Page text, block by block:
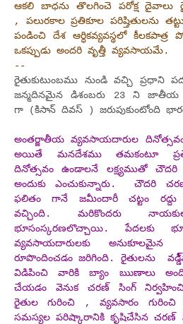
ఆకలి బాధను తొలగించె పరోక్ష దైవాలు
, పలురకాల ప్రతికూల పరిష్తితులను
పండించి దేశ ఆర్ధికవ్యవస్థలో
ఒకప్పుడు అందరి వృత్తీ వ్యవసాయమే.
--
రైతుకుటుంబము నుండి వచ్చి ప్రధాని
జన్మదినమైన డిశంబరు 23 ని జాతీయ
గా (కిసాన్‌ దివస్ ) జరుపుకుంటోంది
అంతర్జాతీయ వ్యవసాయదారుల దినోత్సవం
అయితే మనదేశము తమకంటూ
దినోత్సవం ఉండాలనే లక్ష్యముతో చౌదరి
అందుకు ఎంచుకున్నారు. చౌదరి
ఫలితం గానే జమీందారీ చట్టం
వచ్చింది. మరికొందరు
భూసంస్కరణలొచ్చాయి. పేదలకు
వ్యవసాయదారులకు
రూపొందించడం జరిగింది. రైతులను
విడిపించి వారికి బ్యాం ఋణాలు
చేయడం వెనుక చరణ్ సింగ్
రైతుల గురించి , వ్యవసారం
సమస్యల పరిష్కారానికి కృషిచేసిన చరణ్